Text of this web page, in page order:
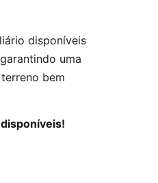
disponíveis
uma
bem